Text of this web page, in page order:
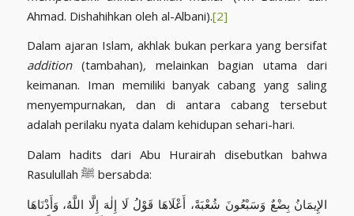
Ahmad. Dishahihkan oleh al-Albani).[2]
Dalam ajaran Islam, akhlak bukan perkara yang bersifat
addition (tambahan), melainkan bagian utama dari
keimanan. Iman memiliki banyak cabang yang saling
menyempurnakan, dan di antara cabang tersebut
adalah perilaku nyata dalam kehidupan sehari-hari.
Dalam hadits dari Abu Hurairah disebutkan bahwa
Rasulullah ﷺ bersabda:
الإِيمَانُ بِضْعٌ وَسَبْعُونَ شُعْبَةً، أَعْلَاهَا قَوْلُ لَا إِلٰهَ إِلَّا اللَّهُ، وَأَدْنَاهَا